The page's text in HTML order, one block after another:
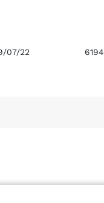
07/22 6194